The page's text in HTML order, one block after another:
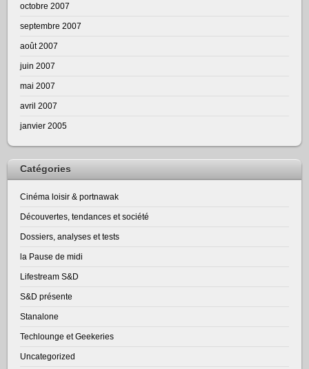
octobre 2007
septembre 2007
août 2007
juin 2007
mai 2007
avril 2007
janvier 2005
Catégories
Cinéma loisir & portnawak
Découvertes, tendances et société
Dossiers, analyses et tests
la Pause de midi
Lifestream S&D
S&D présente
Stanalone
Techlounge et Geekeries
Uncategorized